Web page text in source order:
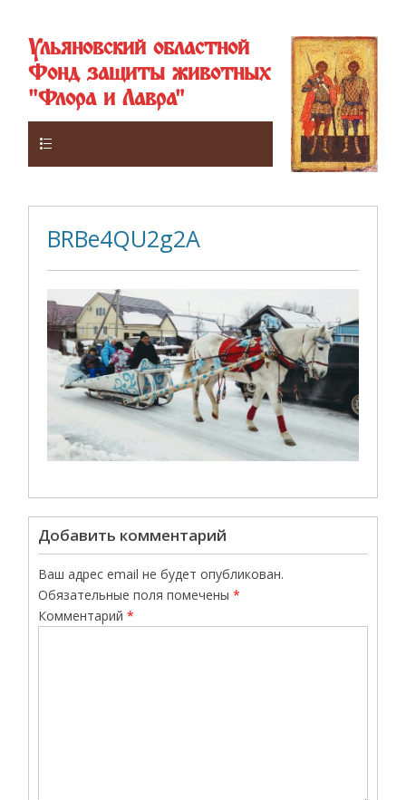
Ульяновский областной
Фонд защиты животных
"Флора и Лавра"
BRBe4QU2g2A
Добавить комментарий
Ваш адрес email не будет опубликован.
Обязательные поля помечены*
Комментарий*